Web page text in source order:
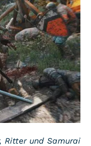
Ritter und Samurai